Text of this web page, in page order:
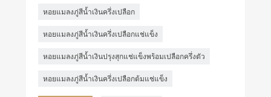
หอยแมลงภู่สีน้ำเงินครึ่งเปลือก
หอยแมลงภู่สีน้ำเงินครึ่งเปลือกแช่แข็ง
หอยแมลงภู่สีน้ำเงินปรุงสุกแช่แข็งพร้อมเปลือกครึ่งตัว
หอยแมลงภู่สีน้ำเงินครึ่งเปลือกต้มแช่แข็ง